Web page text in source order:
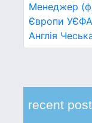
Менеджер
Європи УЄФА
Англія
recent